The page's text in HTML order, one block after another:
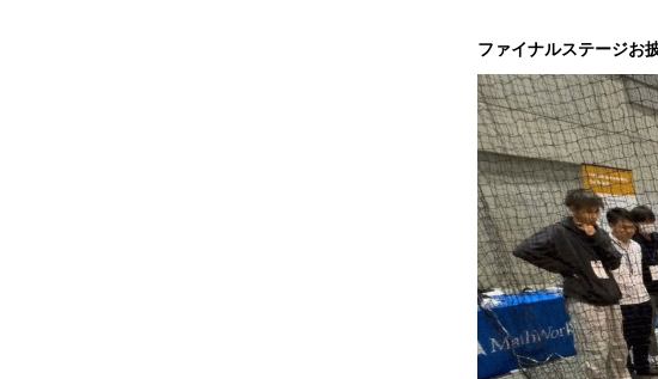
ファイナルステージお